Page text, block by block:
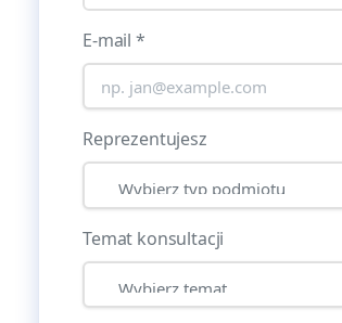
E-mail *
Reprezentujesz
Temat konsultacji